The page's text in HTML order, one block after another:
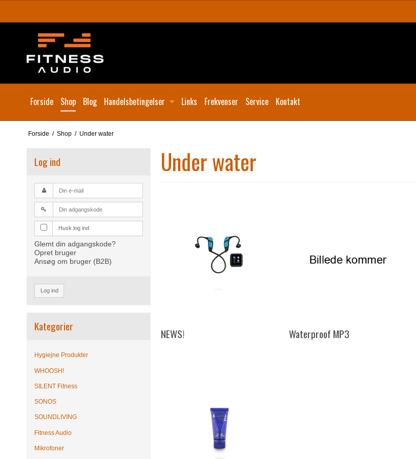
Forside Shop Blog Handelsbetingelser Links Frekvenser Service Kontakt
Forside / Shop / Under water
Log ind
Husk log ind
Glemt din adgangskode?
Opret bruger
Ansøg om bruger (B2B)
Log ind
Kategorier
Hygiejne Produkter
WHOOSH!
SILENT Fitness
SONOS
SOUNDLIVING
Fitness Audio
Mikrofoner
Under water
NEWS! Waterproof MP3